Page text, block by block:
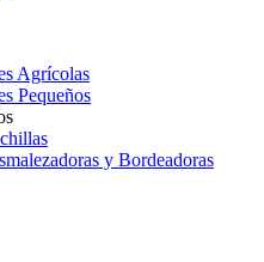
Agrícolas
Pequeños
y Bordeadoras